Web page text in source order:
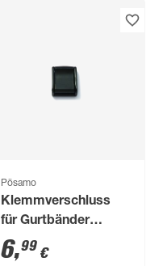
Pösamo
Klemmverschluss
für Gurtbänder
schwarz 40 mm
6,99 €